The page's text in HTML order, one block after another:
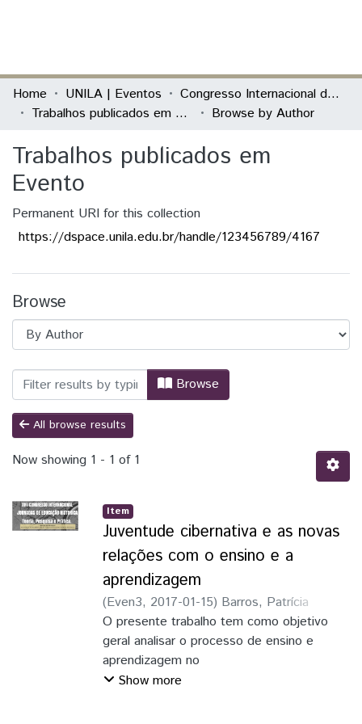
Communities & Collections
All of DSpace
Home UNILA | Eventos
Congresso Internacional das Jornadas de Educação História - Teoria, Pesquisa e Prática
Trabalhos publicados em Evento
Browse by Author
Trabalhos publicados em
Evento
Permanent URI for this collection
https://dspace.unila.edu.br/handle/123456789/4167
Browse
Browsing Trabalhos publicados em
Browse
All browse results
Now showing 1 - 1 of 1
Item
Juventude cibernativa e as novas
relações com o ensino e a
aprendizagem
(Even3, 2017-01-15) Barros, Patrícia
Marcondes de
O presente trabalho tem como objetivo
geral analisar o processo de ensino e
aprendizagem no
contexto da cibercultura, formadora de
Show more